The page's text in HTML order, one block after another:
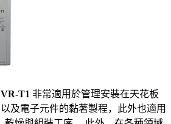
T1 非常適用於管理安裝在天花板
及電子元件的黏著製程，此外也適用